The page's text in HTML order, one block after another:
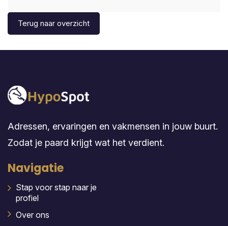
Terug naar overzicht
Adressen, ervaringen en vakmensen in jouw buurt.
Zodat je paard krijgt wat het verdient.
Navigatie
Stap voor stap naar je
profiel
Over ons